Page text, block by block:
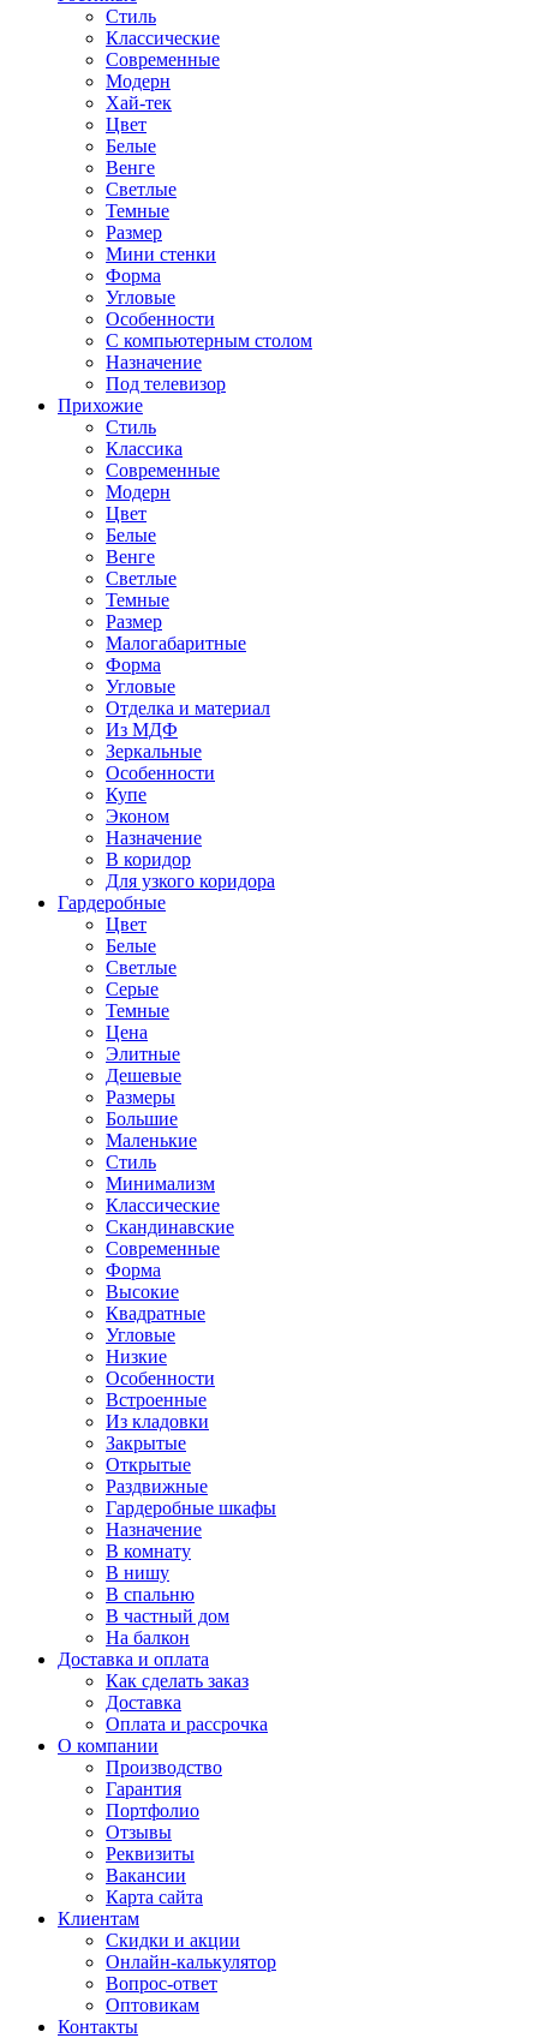
Стиль
Классические
Современные
Модерн
Хай-тек
Цвет
Белые
Венге
Светлые
Темные
Размер
Мини стенки
Форма
Угловые
Особенности
С компьютерным столом
Назначение
Под телевизор
Прихожие
Стиль
Классика
Современные
Модерн
Цвет
Белые
Венге
Светлые
Темные
Размер
Малогабаритные
Форма
Угловые
Отделка и материал
Из МДФ
Зеркальные
Особенности
Купе
Эконом
Назначение
В коридор
Для узкого коридора
Гардеробные
Цвет
Белые
Светлые
Серые
Темные
Цена
Элитные
Дешевые
Размеры
Большие
Маленькие
Стиль
Минимализм
Классические
Скандинавские
Современные
Форма
Высокие
Квадратные
Угловые
Низкие
Особенности
Встроенные
Из кладовки
Закрытые
Открытые
Раздвижные
Гардеробные шкафы
Назначение
В комнату
В нишу
В спальню
В частный дом
На балкон
Доставка и оплата
Как сделать заказ
Доставка
Оплата и рассрочка
О компании
Производство
Гарантия
Портфолио
Отзывы
Реквизиты
Вакансии
Карта сайта
Клиентам
Скидки и акции
Онлайн-калькулятор
Вопрос-ответ
Оптовикам
Контакты